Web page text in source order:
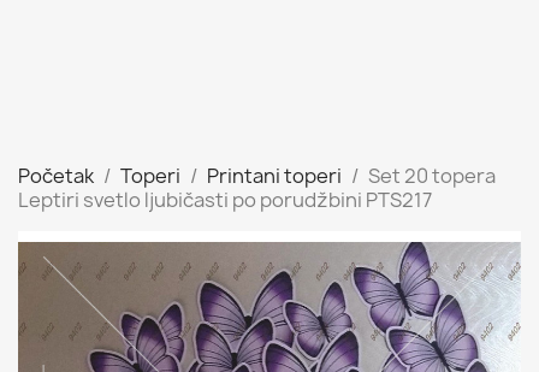
Početak Toperi Printani toperi
Set 20 topera
Leptiri svetlo ljubičasti po porudžbini PTS217